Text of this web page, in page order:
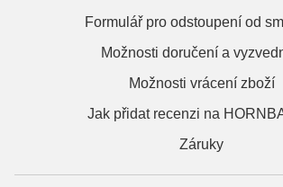
Formulář pro odstoupení od
Možnosti doručení a
Možnosti vrácení zboží
Jak přidat recenzi na
Záruky